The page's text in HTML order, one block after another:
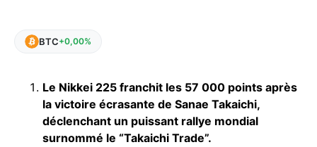
BTC+0,00%
Le Nikkei 225 franchit les 57 000 points après
la victoire écrasante de Sanae Takaichi,
déclenchant un puissant rallye mondial
surnommé le “Takaichi Trade”.